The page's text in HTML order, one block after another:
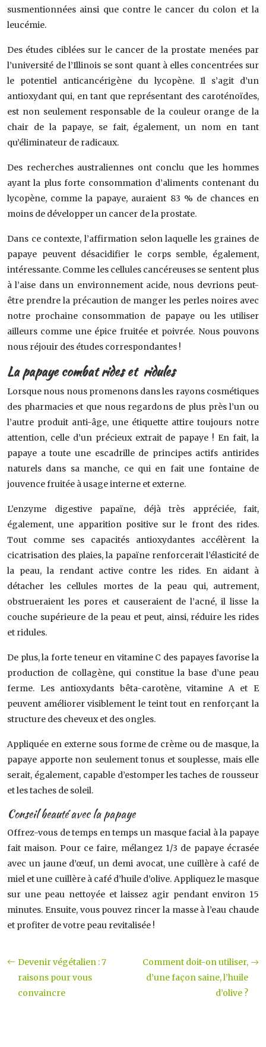
susmentionnées ainsi que contre le cancer du colon et la
leucémie.
Des études ciblées sur le cancer de la prostate menées par
l’université de l’Illinois se sont quant à elles concentrées sur
le potentiel anticancérigène du lycopène. Il s’agit d’un
antioxydant qui, en tant que représentant des caroténoïdes,
est non seulement responsable de la couleur orange de la
chair de la papaye, se fait, également, un nom en tant
qu’éliminateur de radicaux.
Des recherches australiennes ont conclu que les hommes
ayant la plus forte consommation d’aliments contenant du
lycopène, comme la papaye, auraient 83 % de chances en
moins de développer un cancer de la prostate.
Dans ce contexte, l’affirmation selon laquelle les graines de
papaye peuvent désacidifier le corps semble, également,
intéressante. Comme les cellules cancéreuses se sentent plus
à l’aise dans un environnement acide, nous devrions peut-
être prendre la précaution de manger les perles noires avec
notre prochaine consommation de papaye ou les utiliser
ailleurs comme une épice fruitée et poivrée. Nous pouvons
nous réjouir des études correspondantes !
La papaye combat rides et ridules
Lorsque nous nous promenons dans les rayons cosmétiques
des pharmacies et que nous regardons de plus près l’un ou
l’autre produit anti-âge, une étiquette attire toujours notre
attention, celle d’un précieux extrait de papaye ! En fait, la
papaye a toute une escadrille de principes actifs antirides
naturels dans sa manche, ce qui en fait une fontaine de
jouvence fruitée à usage interne et externe.
L’enzyme digestive papaïne, déjà très appréciée, fait,
également, une apparition positive sur le front des rides.
Tout comme ses capacités antioxydantes accélèrent la
cicatrisation des plaies, la papaïne renforcerait l’élasticité de
la peau, la rendant active contre les rides. En aidant à
détacher les cellules mortes de la peau qui, autrement,
obstrueraient les pores et causeraient de l’acné, il lisse la
couche supérieure de la peau et peut, ainsi, réduire les rides
et ridules.
De plus, la forte teneur en vitamine C des papayes favorise la
production de collagène, qui constitue la base d’une peau
ferme. Les antioxydants bêta-carotène, vitamine A et E
peuvent améliorer visiblement le teint tout en renforçant la
structure des cheveux et des ongles.
Appliquée en externe sous forme de crème ou de masque, la
papaye apporte non seulement tonus et souplesse, mais elle
serait, également, capable d’estomper les taches de rousseur
et les taches de soleil.
Conseil beauté avec la papaye
Offrez-vous de temps en temps un masque facial à la papaye
fait maison. Pour ce faire, mélangez 1/3 de papaye écrasée
avec un jaune d’œuf, un demi avocat, une cuillère à café de
miel et une cuillère à café d’huile d’olive. Appliquez le masque
sur une peau nettoyée et laissez agir pendant environ 15
minutes. Ensuite, vous pouvez rincer la masse à l’eau chaude
et profiter de votre peau revitalisée !
Devenir végétalien : 7
raisons pour vous
convaincre
Comment doit-on utiliser,
d’une façon saine, l’huile
d’olive ?